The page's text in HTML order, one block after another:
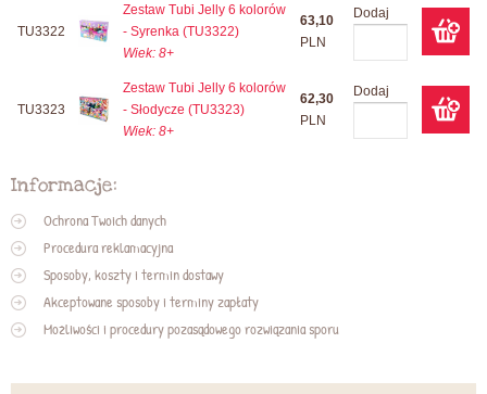
TU3322
Zestaw Tubi Jelly 6 kolorów
- Syrenka (TU3322)
Wiek: 8+
63,10
PLN
Dodaj
TU3323
Zestaw Tubi Jelly 6 kolorów
- Słodycze (TU3323)
Wiek: 8+
62,30
PLN
Dodaj
Informacje:
Ochrona Twoich danych
Procedura reklamacyjna
Sposoby, koszty i termin dostawy
Akceptowane sposoby i terminy zapłaty
Możliwości i procedury pozasądowego rozwiązania sporu